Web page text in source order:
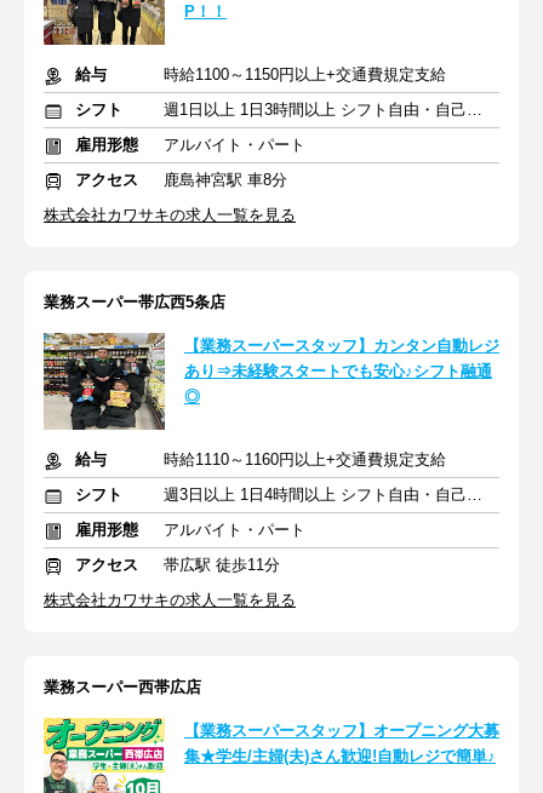
P！！
給与
時給1100～1150円以上+交通費規定支給
シフト
週1日以上 1日3時間以上 シフト自由・自己申告
雇用形態
アルバイト・パート
アクセス
鹿島神宮駅 車8分
株式会社カワサキの求人一覧を見る
業務スーパー帯広西5条店
【業務スーパースタッフ】カンタン自動レジ
あり⇒未経験スタートでも安心♪シフト融通
◎
給与
時給1110～1160円以上+交通費規定支給
シフト
週3日以上 1日4時間以上 シフト自由・自己申告
雇用形態
アルバイト・パート
アクセス
帯広駅 徒歩11分
株式会社カワサキの求人一覧を見る
業務スーパー西帯広店
【業務スーパースタッフ】オープニング大募
集★学生/主婦(夫)さん歓迎!自動レジで簡単♪